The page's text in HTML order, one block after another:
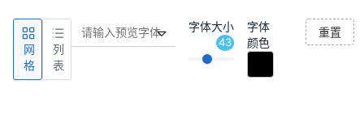
网
格
列
表
字体大小
43
字体
颜色
重置